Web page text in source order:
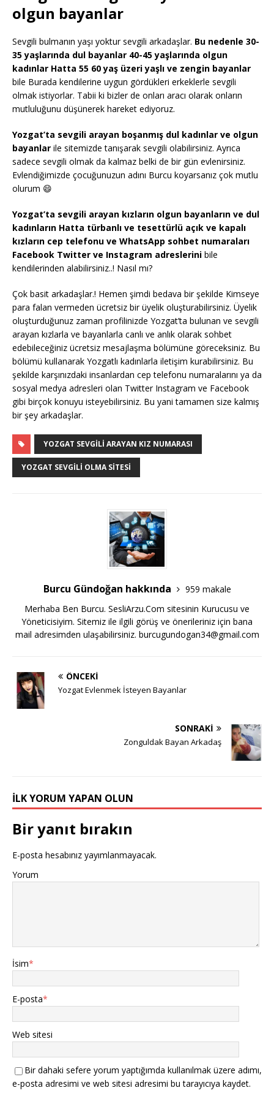
olgun bayanlar
Sevgili bulmanın yaşı yoktur sevgili arkadaşlar. Bu nedenle 30-
35 yaşlarında dul bayanlar 40-45 yaşlarında olgun
kadınlar Hatta 55 60 yaş üzeri yaşlı ve zengin bayanlar
bile Burada kendilerine uygun gördükleri erkeklerle sevgili
olmak istiyorlar. Tabii ki bizler de onları aracı olarak onların
mutluluğunu düşünerek hareket ediyoruz.
Yozgat’ta sevgili arayan boşanmış dul kadınlar ve olgun
bayanlar ile sitemizde tanışarak sevgili olabilirsiniz. Ayrıca
sadece sevgili olmak da kalmaz belki de bir gün evlenirsiniz.
Evlendiğimizde çocuğunuzun adını Burcu koyarsanız çok mutlu
olurum 😄
Yozgat’ta sevgili arayan kızların olgun bayanların ve dul
kadınların Hatta türbanlı ve tesettürlü açık ve kapalı
kızların cep telefonu ve WhatsApp sohbet numaraları
Facebook Twitter ve Instagram adreslerini bile
kendilerinden alabilirsiniz..! Nasıl mı?
Çok basit arkadaşlar.! Hemen şimdi bedava bir şekilde Kimseye
para falan vermeden ücretsiz bir üyelik oluşturabilirsiniz. Üyelik
oluşturduğunuz zaman profilinizde Yozgat’ta bulunan ve sevgili
arayan kızlarla ve bayanlarla canlı ve anlık olarak sohbet
edebileceğiniz ücretsiz mesajlaşma bölümüne göreceksiniz. Bu
bölümü kullanarak Yozgatlı kadınlarla iletişim kurabilirsiniz. Bu
şekilde karşınızdaki insanlardan cep telefonu numaralarını ya da
sosyal medya adresleri olan Twitter Instagram ve Facebook
gibi birçok konuyu isteyebilirsiniz. Bu yani tamamen size kalmış
bir şey arkadaşlar.
YOZGAT SEVGILI ARAYAN KIZ NUMARASI
YOZGAT SEVGILI OLMA SITESI
Burcu Gündoğan hakkında
959 makale
Merhaba Ben Burcu. SesliArzu.Com sitesinin Kurucusu ve
Yöneticisiyim. Sitemiz ile ilgili görüş ve önerileriniz için bana
mail adresimden ulaşabilirsiniz. burcugundogan34@gmail.com
ÖNCEKI
Yozgat Evlenmek İsteyen Bayanlar
SONRAKI
Zonguldak Bayan Arkadaş
İLK YORUM YAPAN OLUN
Bir yanıt bırakın
E-posta hesabınız yayımlanmayacak.
Yorum
İsim*
E-posta*
Web sitesi
Bir dahaki sefere yorum yaptığımda kullanılmak üzere adımı,
e-posta adresimi ve web sitesi adresimi bu tarayıcıya kaydet.